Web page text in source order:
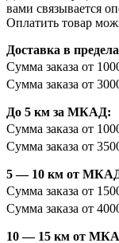
вами связывается
Оплатить товар
Доставка в
Сумма заказа от
Сумма заказа от
До 5 км за МКАД:
Сумма заказа от
Сумма заказа от
5 — 10 км от
Сумма заказа от
Сумма заказа от
10 — 15 км от